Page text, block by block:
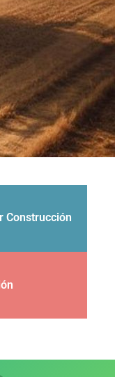
Construcción